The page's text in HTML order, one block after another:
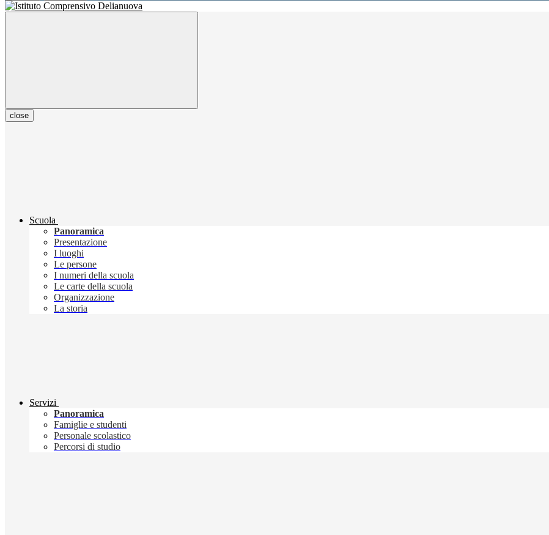
close
Scuola
Panoramica
Presentazione
I luoghi
Le persone
I numeri della scuola
Le carte della scuola
Organizzazione
La storia
Servizi
Panoramica
Famiglie e studenti
Personale scolastico
Percorsi di studio